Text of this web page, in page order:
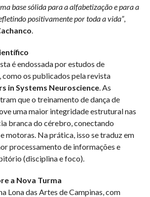
base sólida para a alfabetização e para a
positivamente por toda a vida”,
é endossada por estudos de
os publicados pela revista
in Systems Neuroscience. As
que o treinamento de dança de
uma maior integridade estrutural nas
branca do cérebro, conectando
motoras. Na prática, isso se traduz em
processamento de informações e
(disciplina e foco).
a Nova Turma
Lona das Artes de Campinas, com